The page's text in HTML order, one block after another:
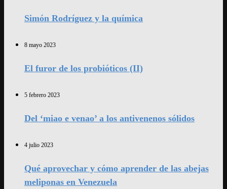
Simón Rodríguez y la química
8 mayo 2023
El furor de los probióticos (II)
5 febrero 2023
Del ‘miao e venao’ a los antivenenos sólidos
4 julio 2023
Qué aprovechar y cómo aprender de las abejas
meliponas en Venezuela